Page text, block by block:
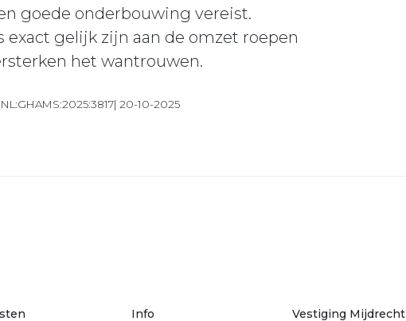
goede onderbouwing vereist.
gelijk zijn aan de omzet roepen
het wantrouwen.
20-10-2025
Info
Vestiging Mijdrecht